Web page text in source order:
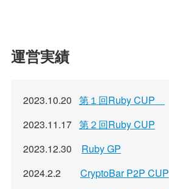
運営実績
2023.10.20 第１回Ruby CUP
2023.11.17 第２回Ruby CUP
2023.12.30 Ruby GP
2024.2.2 CryptoBar P2P CUP